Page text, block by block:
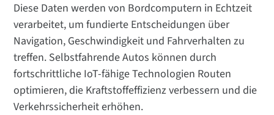
Diese Daten werden von Bordcomputern in Echtzeit
verarbeitet, um fundierte Entscheidungen über
Navigation, Geschwindigkeit und Fahrverhalten zu
treffen. Selbstfahrende Autos können durch
fortschrittliche IoT-fähige Technologien Routen
optimieren, die Kraftstoffeffizienz verbessern und die
Verkehrssicherheit erhöhen.